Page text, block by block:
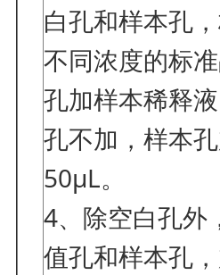
白孔和样本孔
不同浓度的标
孔加样本稀释
孔不加，样本
50μL。
4、除空白孔外
值孔和样本孔